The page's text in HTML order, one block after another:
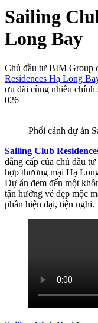
Sailing
Long Bay
Chủ đầu tư BIM Group
Residences Hạ Long
ưu đãi cùng nhiều chính
026
Phối cảnh dự án
Sailing Club
đẳng cấp của chủ đầu
hợp thương mại Hạ
Dự án đem đến một
tận hưởng vẻ đẹp mộc
phần hiện đại, tiện nghi.